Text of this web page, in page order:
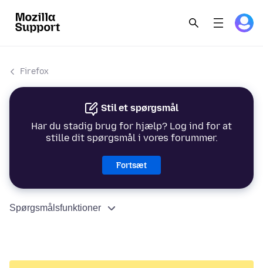
Firefox
Stil et spørgsmål
Har du stadig brug for hjælp? Log ind for at
stille dit spørgsmål i vores forummer.
Fortsæt
Spørgsmålsfunktioner